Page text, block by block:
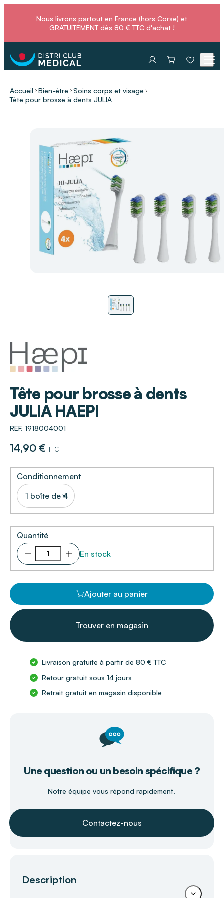
Nous livrons partout en France (hors Corse) et
GRATUITEMENT dès 80 € TTC d'achat !
Accueil Bien-être
Soins corps et visage
Tête pour brosse à dents JULIA
Tête pour brosse à dents
JULIA HAEPI
REF. 1918004001
14,90 € TTC
Conditionnement
1 boîte de 4
Quantité
En stock
Ajouter au panier
Trouver en magasin
Livraison gratuite à partir de 80 € TTC
Retour gratuit sous 14 jours
Retrait gratuit en magasin disponible
Une question ou un besoin spécifique ?
Notre équipe vous répond rapidement.
Contactez-nous
Description